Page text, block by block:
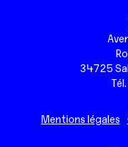
34725
Tél.
Mentions légales